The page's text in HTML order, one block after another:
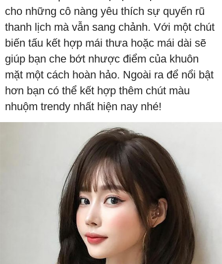
cho những cô nàng yêu thích sự quyến rũ
thanh lịch mà vẫn sang chảnh. Với một chút
biến tấu kết hợp mái thưa hoặc mái dài sẽ
giúp bạn che bớt nhược điểm của khuôn
mặt một cách hoàn hảo. Ngoài ra để nổi bật
hơn bạn có thể kết hợp thêm chút màu
nhuộm trendy nhất hiện nay nhé!